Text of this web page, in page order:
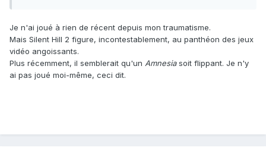
Je n'ai joué à rien de récent depuis mon traumatisme.
Mais Silent Hill 2 figure, incontestablement, au panthéon des jeux
vidéo angoissants.
Plus récemment, il semblerait qu'un Amnesiasoit flippant. Je n'y
ai pas joué moi-même, ceci dit.